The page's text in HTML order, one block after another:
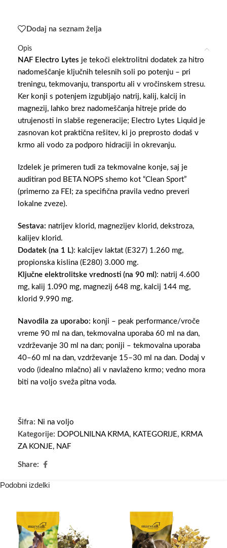
Dodaj na seznam želja
Opis
NAF Electro Lytes je tekoči elektrolitni dodatek za hitro
nadomeščanje ključnih telesnih soli po potenju – pri
treningu, tekmovanju, transportu ali v vročinskem stresu.
Ker konji s potenjem izgubljajo natrij, kalij, kalcij in
magnezij, lahko brez nadomeščanja hitreje pride do
utrujenosti in slabše regeneracije; Electro Lytes Liquid je
zasnovan kot praktična rešitev, ki jo preprosto dodaš v
krmo ali vodo za podporo hidraciji in okrevanju.
Izdelek je primeren tudi za tekmovalne konje, saj je
auditiran pod BETA NOPS shemo kot “Clean Sport”
(primerno za FEI; za specifična pravila vedno preveri
lokalne zveze).
Sestava: natrijev klorid, magnezijev klorid, dekstroza,
kalijev klorid.
Dodatek (na 1 L): kalcijev laktat (E327) 1.260 mg,
propionska kislina (E280) 3.000 mg.
Ključne elektrolitske vrednosti (na 90 ml): natrij 4.600
mg, kalij 1.090 mg, magnezij 648 mg, kalcij 144 mg,
klorid 9.990 mg.
Navodila za uporabo: konji – peak performance/vroče
vreme 90 ml na dan, tekmovalna uporaba 60 ml na dan,
vzdrževanje 30 ml na dan; poniji – tekmovalna uporaba
40–60 ml na dan, vzdrževanje 15–30 ml na dan. Dodaj v
vodo (idealno mlačno) ali v navlaženo krmo; vedno mora
biti na voljo sveža pitna voda.
Šifra: Ni na voljo
Kategorije: DOPOLNILNA KRMA, KATEGORIJE, KRMA
ZA KONJE, NAF
Share:
Podobni izdelki